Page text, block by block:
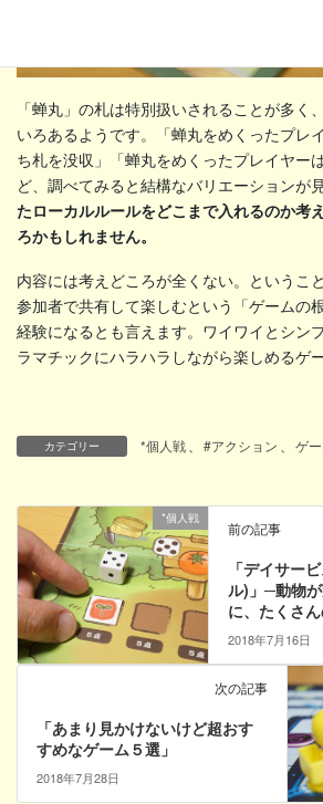
「蝉丸」の札は特別扱いされることが多く
いろあるようです。「蝉丸をめくったプレ
ち札を没収」「蝉丸をめくったプレイヤー
ど、調べてみると結構なバリエーションが
たローカルルールをどこまで入れるのか考
ろかもしれません。
内容には考えどころが全くない。というこ
参加者で共有して楽しむという「ゲームの
経験になるとも言えます。ワイワイとシン
ラマチックにハラハラしながら楽しめるゲー
カテゴリー *個人戦 #アクション ゲ
*個人戦
前の記事
「デイサー
ル)」─動物
に、たくさ
2018年7月16日
次の記事
「あまり見かけないけど超おす
すめなゲーム５選」
2018年7月28日